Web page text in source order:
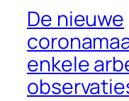
De nieuwe
enkele